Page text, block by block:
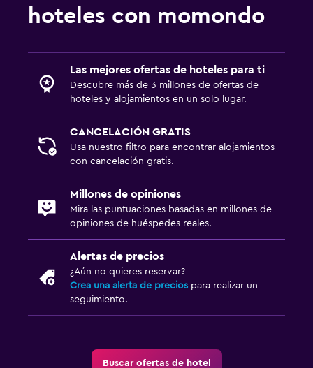
hoteles con momondo
Las mejores ofertas de hoteles para ti
Descubre más de 3 millones de ofertas de
hoteles y alojamientos en un solo lugar.
CANCELACIÓN GRATIS
Usa nuestro filtro para encontrar alojamientos
con cancelación gratis.
Millones de opiniones
Mira las puntuaciones basadas en millones de
opiniones de huéspedes reales.
Alertas de precios
¿Aún no quieres reservar?
Crea una alerta de precios para realizar un
seguimiento.
Buscar ofertas de hotel